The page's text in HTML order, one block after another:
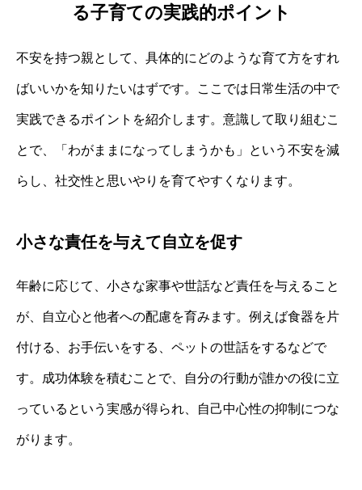
る子育ての実践的ポイント
不安を持つ親として、具体的にどのような育て方をすれ
ばいいかを知りたいはずです。ここでは日常生活の中で
実践できるポイントを紹介します。意識して取り組むこ
とで、「わがままになってしまうかも」という不安を減
らし、社交性と思いやりを育てやすくなります。
小さな責任を与えて自立を促す
年齢に応じて、小さな家事や世話など責任を与えること
が、自立心と他者への配慮を育みます。例えば食器を片
付ける、お手伝いをする、ペットの世話をするなどで
す。成功体験を積むことで、自分の行動が誰かの役に立
っているという実感が得られ、自己中心性の抑制につな
がります。